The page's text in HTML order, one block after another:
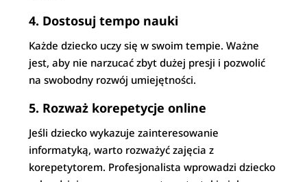
4. Dostosuj tempo nauki
Każde dziecko uczy się w swoim tempie. Ważne
jest, aby nie narzucać zbyt dużej presji i pozwolić
na swobodny rozwój umiejętności.
5. Rozważ korepetycje online
Jeśli dziecko wykazuje zainteresowanie
informatyką, warto rozważyć zajęcia z
korepetytorem. Profesjonalista wprowadzi dziecko